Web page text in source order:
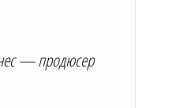
— продюсер